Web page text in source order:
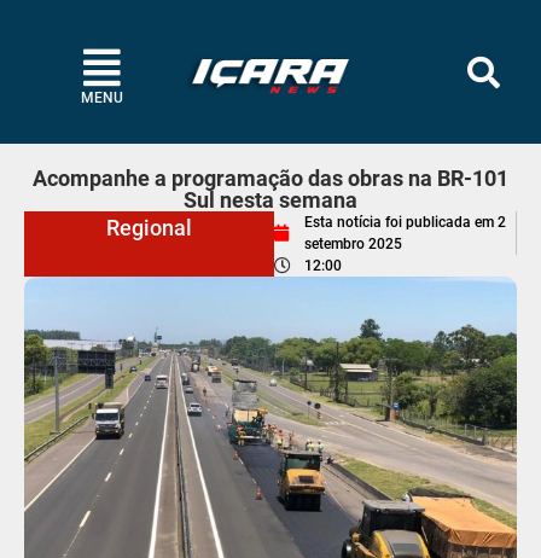
MENU
Acompanhe a programação das obras na BR-101
Sul nesta semana
Regional
Esta notícia foi publicada em 2
setembro 2025
12:00